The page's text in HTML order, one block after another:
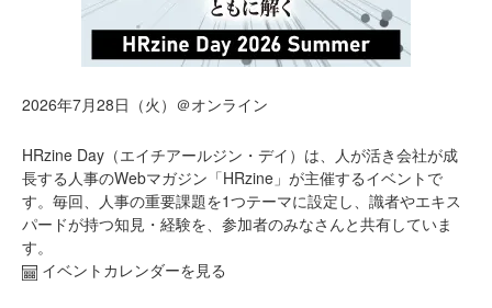
2026年7月28日（火）＠オンライン
HRzine Day（エイチアールジン・デイ）は、人が活き会社が成
長する人事のWebマガジン「HRzine」が主催するイベントで
す。毎回、人事の重要課題を1つテーマに設定し、識者やエキス
パードが持つ知見・経験を、参加者のみなさんと共有していま
す。
イベントカレンダーを見る